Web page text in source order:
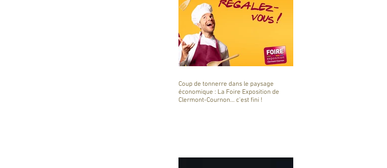
Coup de tonnerre dans le paysage
économique : La Foire Exposition de
Clermont-Cournon... c'est fini !